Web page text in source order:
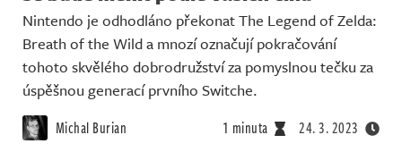
Nintendo je odhodláno překonat The Legend of Zelda:
Breath of the Wild a mnozí označují pokračování
tohoto skvělého dobrodružství za pomyslnou tečku za
úspěšnou generací prvního Switche.
Michal Burian 1 minuta 24. 3. 2023